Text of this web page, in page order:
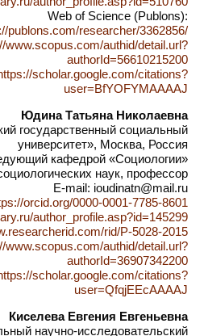
Web of Science (Publons):
publons.com/researcher/3362856/
www.scopus.com/authid/detail.url?
authorId=56610215200
scholar.google.com/citations?
user=BfYOFYMAAAAJ
Юдина Татьяна Николаевна
государственный социальный
университет», Москва, Россия
кафедрой «Социологии»
наук, профессор
E-mail: ioudinatn@mail.ru
orcid.org/0000-0001-7785-8601
author_profile.asp?id=145299
rid/P-5028-2015
www.scopus.com/authid/detail.url?
authorId=36907342200
scholar.google.com/citations?
user=QfqjEEcAAAAJ
Киселева Евгения Евгеньевна
научно-исследовательский